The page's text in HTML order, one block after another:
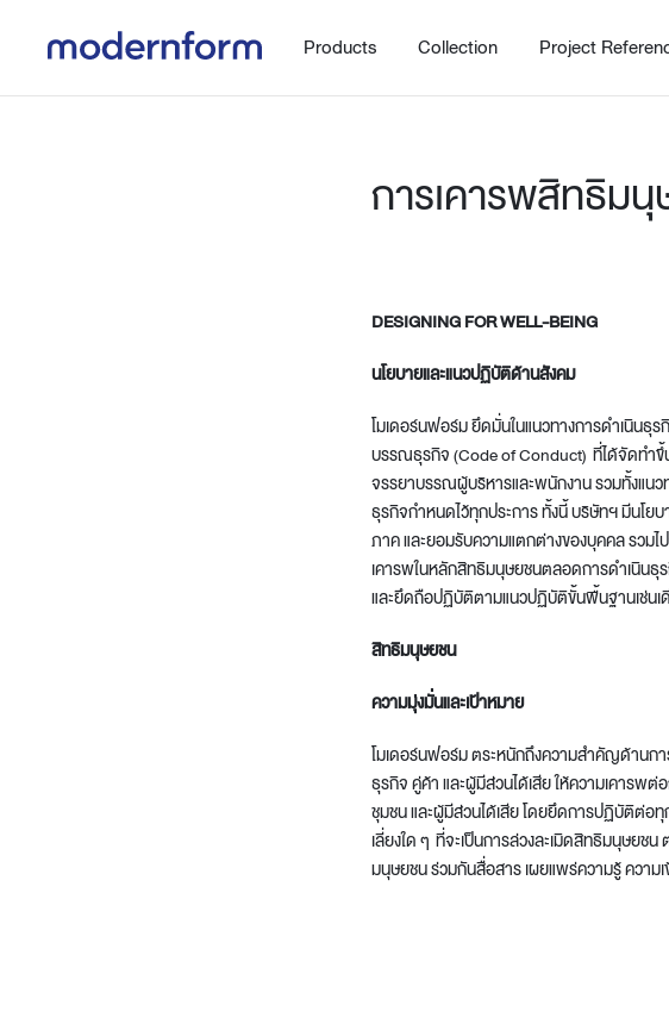
Products
Steelcase
Ergonomic chair
Adjustable desk
Working accessories
Collection
Orbix
Work.Move.More
New!
Steelcase
Project
การเคารพสิทธิม
DESIGNING FOR WELL-BEING
นโยบายและแนวปฏิบัติด้านสังคม
โมเดอร์นฟอร์ม ยึดมั่นในแนวทางการดำเนิน
บรรณธุรกิจ (Code of Conduct) ที่ได้จัดทำขึ้
จรรยาบรรณผู้บริหารและพนักงาน รวมทั้งแน
ธุรกิจกำหนดไว้ทุกประการ ทั้งนี้ บริษัทฯ มีนโ
ภาค และยอมรับความแตกต่างของบุคคล รวม
เคารพในหลักสิทธิมนุษยชนตลอดการดำเนินธุ
และยึดถือปฏิบัติตามแนวปฏิบัติขั้นพื้นฐานเช่นเ
สิทธิมนุษยชน
ความมุ่งมั่นและเป้าหมาย
โมเดอร์นฟอร์ม ตระหนักถึงความสำคัญด้านก
ธุรกิจ คู่ค้า และผู้มีส่วนได้เสีย ให้ความเคาร
ชุมชน และผู้มีส่วนได้เสีย โดยยึดการปฏิบัติต่อ
เลี่ยงใด ๆ ที่จะเป็นการล่วงละเมิดสิทธิมนุษย
มนุษยชน ร่วมกันสื่อสาร เผยแพร่ความรู้ ความ